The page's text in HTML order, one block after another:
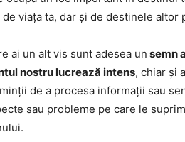
viața ta, dar și de destinele altor
ai un alt vis sunt adesea un semn
nostru lucrează intens, chiar și
de a procesa informații sau
sau probleme pe care le